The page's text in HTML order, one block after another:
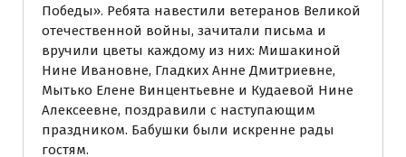
Победы». Ребята навестили ветеранов Великой
отечественной войны, зачитали письма и
вручили цветы каждому из них: Мишакиной
Нине Ивановне, Гладких Анне Дмитриевне,
Мытько Елене Винцентьевне и Кудаевой Нине
Алексеевне, поздравили с наступающим
праздником. Бабушки были искренне рады
гостям.